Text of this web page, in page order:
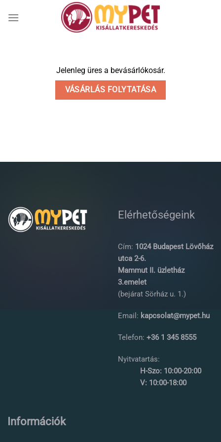
Jelenleg üres a bevásárlókosár.
VÁSÁRLÁS FOLYTATÁSA
Elérhetőségeink
Cím: 1024 Budapest Lövőház
utca 2-6.
Mammut II. üzletház
3.emelet
(bejárat Sörház u. 1.)
Email: kapcsolat@mypet.hu
Telefon: +36 1 345 8555
Nyitvatartás:
H-Szo: 10:00-20:00
V: 10:00-18:00
Információk